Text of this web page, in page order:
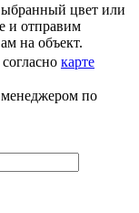
цвет или
и отправим
на объект.
карте
менеджером по